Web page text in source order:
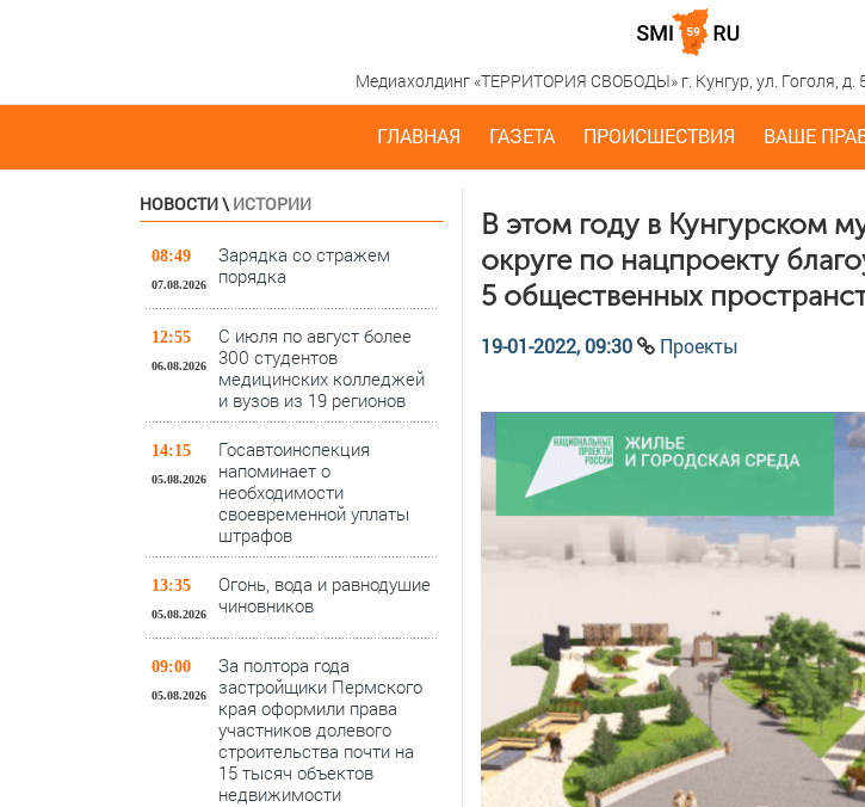
Медиахолдинг «ТЕРРИТОРИЯ СВОБОДЫ» г. Кунгур, ул. Гоголя, д.
ГЛАВНАЯ ГАЗЕТА ПРОИСШЕСТВИЯ ВАШЕ
НОВОСТИ\ ИСТОРИИ
08:49
07.08.2026
Зарядка со стражем
порядка
12:55
06.08.2026
С июля по август более
300 студентов
медицинских колледжей
и вузов из 19 регионов
14:15
05.08.2026
Госавтоинспекция
напоминает о
необходимости
своевременной уплаты
штрафов
13:35
05.08.2026
Огонь, вода и равнодушие
чиновников
09:00
05.08.2026
За полтора года
застройщики Пермского
края оформили права
участников долевого
строительства почти на
15 тысяч объектов
недвижимости
В этом году в Кунгурском
округе по нацпроекту
5 общественных
19-01-2022, 09:30 Проекты